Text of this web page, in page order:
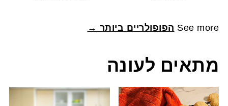
See more הפופולריים ביותר →
מתאים לעונה